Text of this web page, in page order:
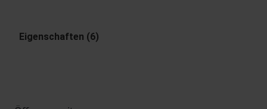
Eigenschaften (6)